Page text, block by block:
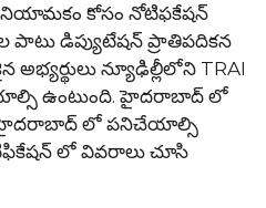
నియామకం కోసం నోటిఫకేషన్
పాటు డిప్యుటేషన్ ప్రాతిపదికన
న్యూఢిల్లీలోని TRAI
ఉంటుంది. హైదరాబాద్ లో
హైదరాబాద్ లో పనిచేయాల్సి
లో వివరాలు చూసి